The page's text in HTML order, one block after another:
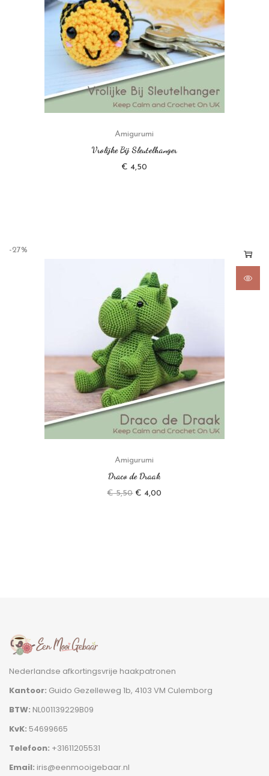
Amigurumi
Vrolijke Bij Sleutelhanger
€ 4,50
-27%
Amigurumi
Draco de Draak
€5,50 € 4,00
Nederlandse afkortingsvrije haakpatronen
Kantoor: Guido Gezelleweg 1b, 4103 VM Culemborg
BTW: NL001139229B09
KvK: 54699665
Telefoon: +31611205531
Email: iris@eenmooigebaar.nl